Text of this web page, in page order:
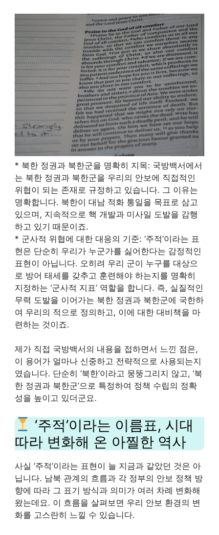
* 북한 정권과 북한군을 명확히 지목: 국방백서에서
는 북한 정권과 북한군을 우리의 안보에 직접적인
위협이 되는 존재로 규정하고 있습니다. 그 이유는
명확합니다. 북한이 대남 적화 통일을 목표로 삼고
있으며, 지속적으로 핵 개발과 미사일 도발을 감행
하고 있기 때문이죠.
* 군사적 위협에 대한 대응의 기준: ‘주적’이라는 표
현은 단순히 우리가 누군가를 싫어한다는 감정적인
표현이 아닙니다. 오히려 우리 군이 누구를 대상으
로 방어 태세를 갖추고 훈련해야 하는지를 명확히
지정하는 ‘군사적 지표’ 역할을 합니다. 즉, 실질적인
무력 도발을 이어가는 북한 정권과 북한군에 국한하
여 우리의 적으로 정의하고, 이에 대한 대비책을 마
련하는 것이죠.
제가 직접 국방백서의 내용을 접하면서 느낀 점은,
이 용어가 얼마나 신중하고 전략적으로 사용되는지
였습니다. 단순히 ‘북한’이라고 뭉뚱그리지 않고, ‘북
한 정권과 북한군’으로 특정하여 정책 수립의 정확
성을 높이고 있더군요.
‘주적’이라는 이름표, 시대
따라 변화해 온 아찔한 역사
사실 ‘주적’이라는 표현이 늘 지금과 같았던 것은 아
닙니다. 남북 관계의 흐름과 각 정부의 안보 정책 방
향에 따라 그 표기 방식과 의미가 여러 차례 변화해
왔는데요. 이 흐름을 살펴보면 우리 안보 환경의 변
화를 고스란히 느낄 수 있습니다.